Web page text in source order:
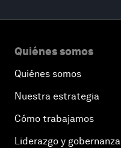
Quiénes somos
Quiénes somos
Nuestra estrategia
Cómo trabajamos
Liderazgo y gobernanza